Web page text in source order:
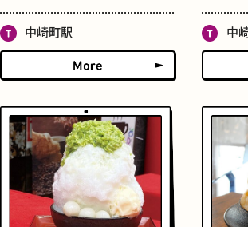
おでん
中崎町駅 中